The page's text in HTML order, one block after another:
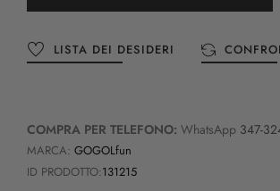
LISTA DEI DESIDERI
COMPRA PER TELEFONO: WhatsApp 347-
MARCA: GOGOLfun
ID PRODOTTO:131215